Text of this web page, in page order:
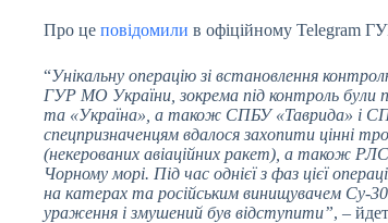
Про це повідомили в офіційному Telegram
“Унікальну операцію зі встановлення
ГУР МО України, зокрема під контроль були
та «Україна», а також СПБУ «Таврида» і
спецпризначенцям вдалося захопити цінні
(некерованих авіаційних ракет), а також
Чорному морі. Під час однієї з фаз цієї
на катерах та російським винищувачем Су-
ураження і змушений був відступити”, –